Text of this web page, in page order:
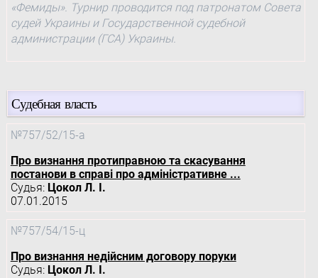
«Фемиды». Турнир проводится под патронатом Совета
судей Украины и Государственной судебной
администрации (ГСА) Украины.
Судебная власть
№757/52/15-а
Про визнання протиправною та скасування
постанови в справі про адміністративне ...
Судья: Цокол Л. І.
07.01.2015
№757/54/15-ц
Про визнання недійсним договору поруки
Судья: Цокол Л. І.